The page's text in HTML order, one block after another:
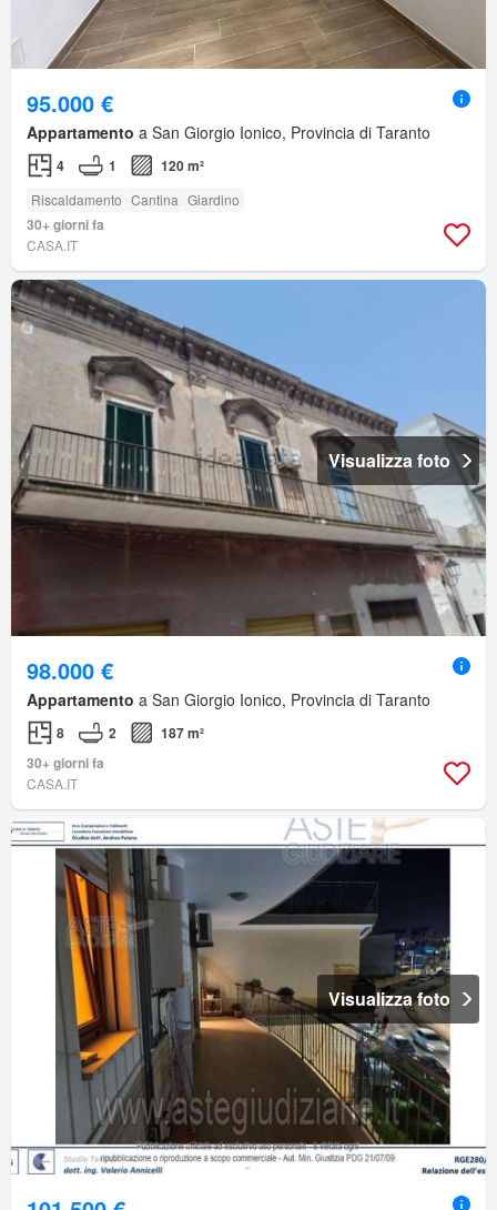
95.000 €
Appartamento a San Giorgio Ionico, Provincia di Taranto
4 1 120 m²
Riscaldamento Cantina Giardino
30+ giorni fa
CASA.IT
Visualizza foto
98.000 €
Appartamento a San Giorgio Ionico, Provincia di Taranto
8 2
187 m²
30+ giorni fa
CASA.IT
Visualizza foto